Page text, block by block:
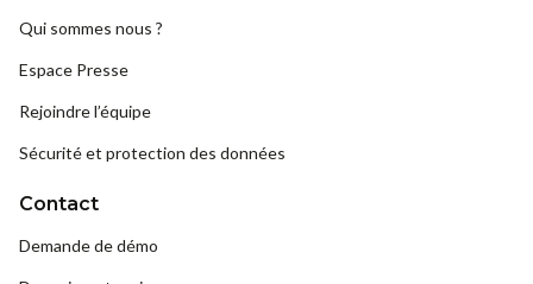
Qui sommes nous ?
Espace Presse
Rejoindre l’équipe
Sécurité et protection des données
Contact
Demande de démo